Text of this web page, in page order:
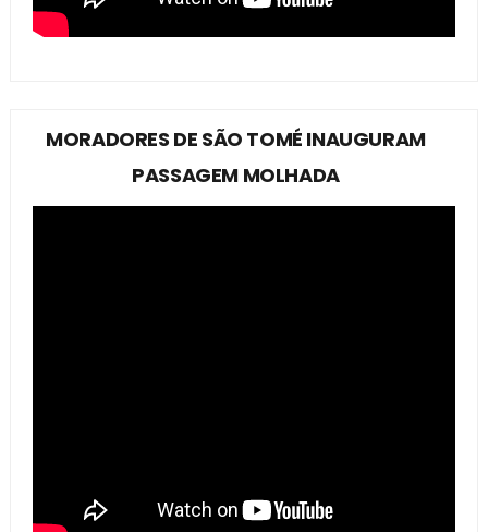
MORADORES DE SÃO TOMÉ INAUGURAM
PASSAGEM MOLHADA